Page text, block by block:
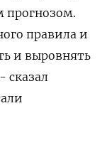
прогнозом.
правила и
и выровнять
сказал